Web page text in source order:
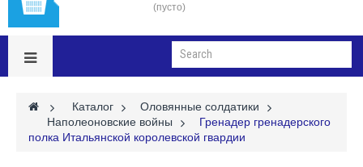
(пусто)
> Каталог >
Оловянные солдатики
Наполеоновские войны >
Гренадер гренадерского
полка Итальянской королевской гвардии